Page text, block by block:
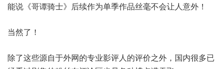
能说《哥谭骑士》后续作为单季作品丝毫不会让人意外！
当然了！
除了这些源自于外网的专业影评人的评价之外，国内很多已